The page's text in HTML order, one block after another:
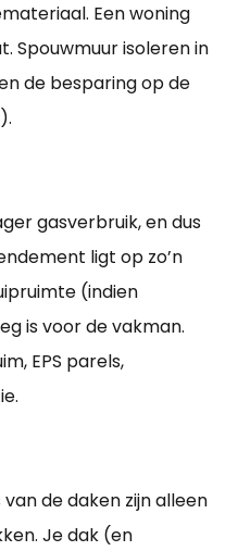
Een woning
Spouwmuur isoleren in
de besparing op de
gasverbruik, en dus
ligt op zo’n
(indien
is voor de vakman.
EPS parels,
de daken zijn alleen
Je dak (en